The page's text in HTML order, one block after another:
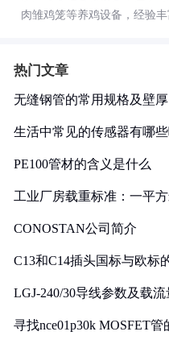
肉雏鸡笼等养鸡设备，经验丰
热门文章
无缝钢管的常用规格及壁厚
生活中常见的传感器有哪
PE100管材的含义是什么
工业厂房载重标准：一平
CONOSTAN公司简介
C13和C14插头国标与欧标
LGJ-240/30导线参数及载
寻找nce01p30k MOSFET